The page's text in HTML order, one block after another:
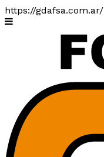
https://gdafsa.com.ar/